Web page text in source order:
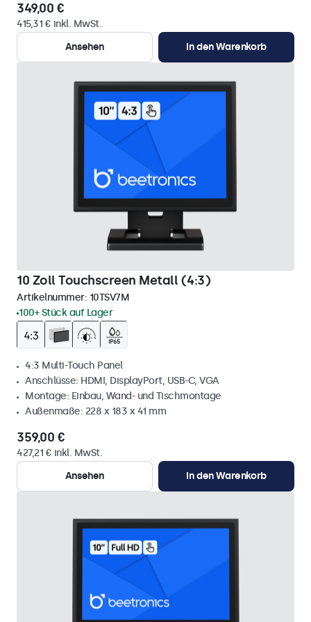
349,00 €
415,31 € inkl. MwSt.
Ansehen
In den Warenkorb
10 Zoll Touchscreen Metall (4:3)
Artikelnummer: 10TSV7M
100+ Stück auf Lager
4:3 Multi-Touch Panel
Anschlüsse: HDMI, DisplayPort, USB-C, VGA
Montage: Einbau, Wand- und Tischmontage
Außenmaße: 228 x 183 x 41 mm
359,00 €
427,21 € inkl. MwSt.
Ansehen
In den Warenkorb